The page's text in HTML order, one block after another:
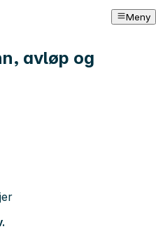
Meny
avløp og